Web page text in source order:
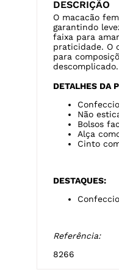
DESCRIÇÃO
O macacão
garantindo
faixa para
praticidade. O
para
descomplicado.
DETALHES DA
Não
Bolsos
Alça
Cinto
DESTAQUES:
Referência:
8266